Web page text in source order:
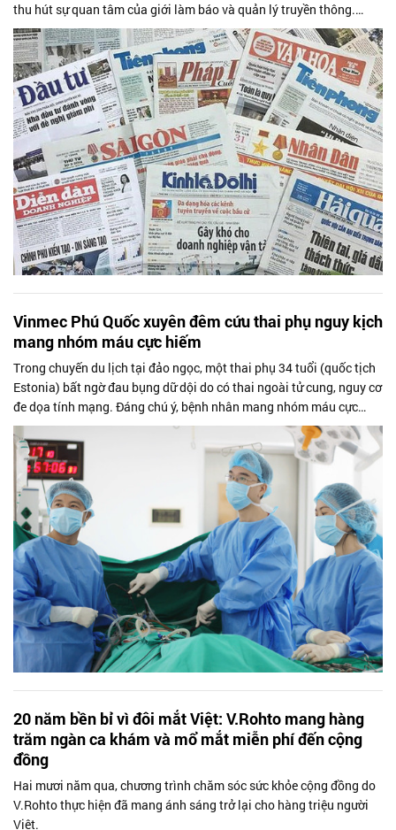
thu hút sự quan tâm của giới làm báo và quản lý truyền thông.
Trong bối...
Vinmec Phú Quốc xuyên đêm cứu thai phụ nguy kịch
mang nhóm máu cực hiếm
Trong chuyến du lịch tại đảo ngọc, một thai phụ 34 tuổi (quốc tịch
Estonia) bất ngờ đau bụng dữ dội do có thai ngoài tử cung, nguy cơ
đe dọa tính mạng. Đáng chú ý, bệnh nhân mang nhóm máu cực
hiếm AB Rh-....
20 năm bền bỉ vì đôi mắt Việt: V.Rohto mang hàng
trăm ngàn ca khám và mổ mắt miễn phí đến cộng
đồng
Hai mươi năm qua, chương trình chăm sóc sức khỏe cộng đồng do
V.Rohto thực hiện đã mang ánh sáng trở lại cho hàng triệu người
Việt.